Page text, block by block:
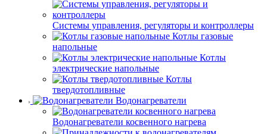
Системы управления, регуляторы и контроллеры
Котлы газовые
напольные
Котлы
электрические напольные
Котлы
твердотопливные
Водонагреватели
Водонагреватели косвенного нагрева